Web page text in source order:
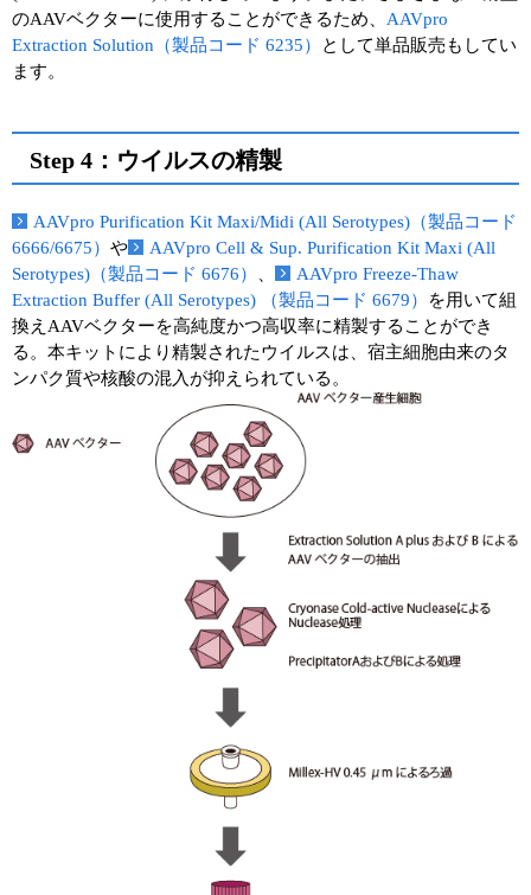
のAAVベクターに使用することができるため、 AAVpro
Extraction Solution（製品コード 6235）
として単品販売もしてい
ます。
Step 4：ウイルスの精製
AAVpro Purification Kit Maxi/Midi (All Serotypes)（製品コード
6666/6675） や
AAVpro Cell & Sup. Purification Kit Maxi (All
Serotypes)（製品コード 6676）
AAVpro Freeze-Thaw
Extraction Buffer (All Serotypes) （製品コード 6679）
を用いて組
換えAAVベクターを高純度かつ高収率に精製することができ
る。本キットにより精製されたウイルスは、宿主細胞由来のタ
ンパク質や核酸の混入が抑えられている。